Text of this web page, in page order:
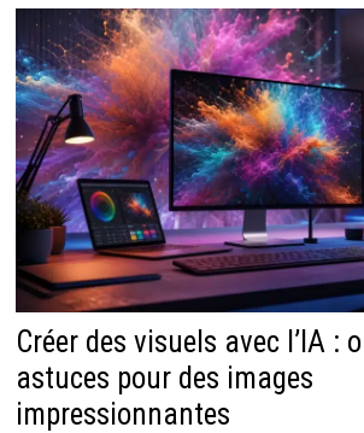
Créer des visuels avec l’IA :
astuces pour des images
impressionnantes